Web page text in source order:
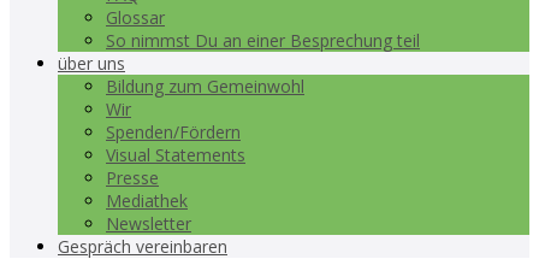
Glossar
So nimmst Du an einer Besprechung teil
über uns
Bildung zum Gemeinwohl
Wir
Spenden/Fördern
Visual Statements
Presse
Mediathek
Newsletter
Gespräch vereinbaren